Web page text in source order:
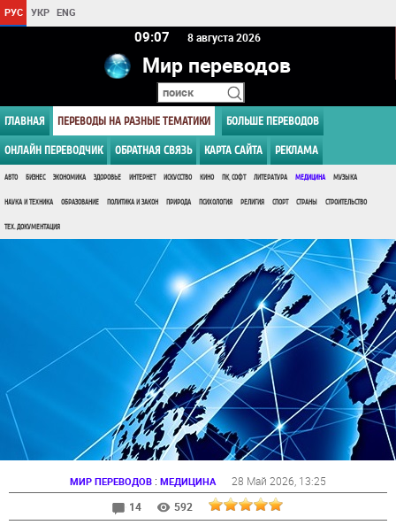
РУС УКР ENG
09 07 8 августа 2026
Мир переводов
ГЛАВНАЯ ПЕРЕВОДЫ НА РАЗНЫЕ ТЕМАТИКИ БОЛЬШЕ ПЕРЕВОДОВ
ОНЛАЙН ПЕРЕВОДЧИК ОБРАТНАЯ СВЯЗЬ КАРТА САЙТА РЕКЛАМА
АВТО БИЗНЕС ЭКОНОМИКА ЗДОРОВЬЕ ИНТЕРНЕТ ИСКУССТВО КИНО ПК, СОФТ ЛИТЕРАТУРА МЕДИЦИНА МУЗЫКА
НАУКА И ТЕХНИКА ОБРАЗОВАНИЕ ПОЛИТИКА И ЗАКОН ПРИРОДА ПСИХОЛОГИЯ РЕЛИГИЯ СПОРТ СТРАНЫ СТРОИТЕЛЬСТВО
ТЕХ. ДОКУМЕНТАЦИЯ
МИР ПЕРЕВОДОВ : МЕДИЦИНА 28 Май 2026 , 13:25
14
592